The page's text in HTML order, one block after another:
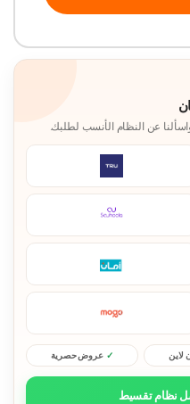
عن النظام الأنسب لطلبك.
عروض حصرية
نظام تقسيط